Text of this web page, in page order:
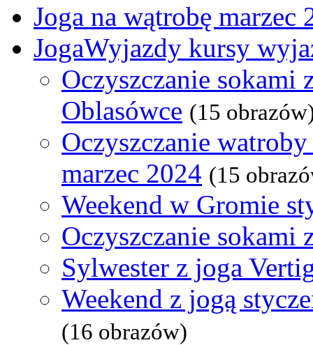
Joga na wątrobę marzec
JogaWyjazdy kursy
Oczyszczanie sokami
Oblasówce (15
Oczyszczanie
marzec 2024 (15
Weekend w Gromie
Oczyszczanie
Sylwester z joga
Weekend z jogą
(16 obrazów)